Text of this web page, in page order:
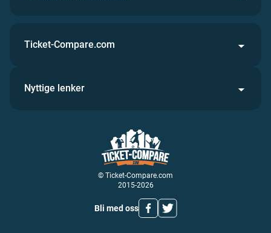
© Ticket-Compare.com
2015-2026
Bli med oss
Ticket-Compare.com
Nyttige lenker